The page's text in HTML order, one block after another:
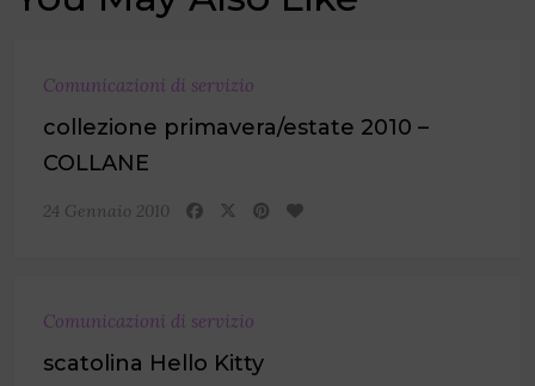
Comunicazioni di servizio
collezione primavera/estate 2010 –
COLLANE
24 Gennaio 2010
Comunicazioni di servizio
scatolina Hello Kitty